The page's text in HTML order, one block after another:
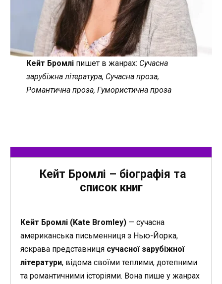
Кейт Бромлі пишет в жанрах: Сучасна
зарубіжна література, Сучасна проза,
Романтична проза, Гумористична проза
Кейт Бромлі – біографія та
список книг
Кейт Бромлі (Kate Bromley) — сучасна
американська письменниця з Нью-Йорка,
яскрава представниця сучасної зарубіжної
літератури, відома своїми теплими, дотепними
та романтичними історіями. Вона пише у жанрах